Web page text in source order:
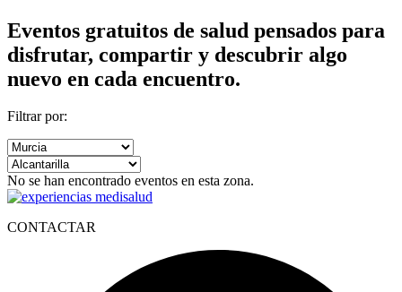
Eventos gratuitos de salud pensados para
disfrutar, compartir y descubrir algo
nuevo en cada encuentro.
Filtrar por:
No se han encontrado eventos en esta zona.
CONTACTAR